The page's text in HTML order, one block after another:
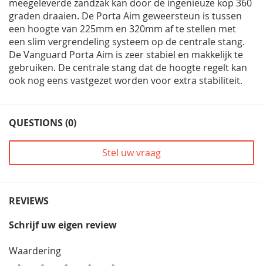
meegeleverde zandzak kan door de ingenieuze kop 360
graden draaien. De Porta Aim geweersteun is tussen
een hoogte van 225mm en 320mm af te stellen met
een slim vergrendeling systeem op de centrale stang.
De Vanguard Porta Aim is zeer stabiel en makkelijk te
gebruiken. De centrale stang dat de hoogte regelt kan
ook nog eens vastgezet worden voor extra stabiliteit.
QUESTIONS (0)
Stel uw vraag
REVIEWS
Schrijf uw eigen review
Waardering